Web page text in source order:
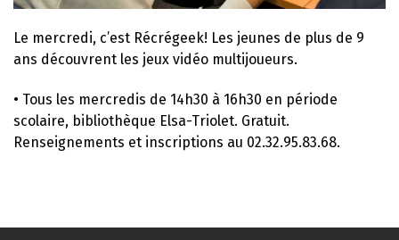
Le mercredi, c’est Récrégeek! Les jeunes de plus de 9
ans découvrent les jeux vidéo multijoueurs.
• Tous les mercredis de 14h30 à 16h30 en période
scolaire, bibliothèque Elsa-Triolet. Gratuit.
Renseignements et inscriptions au 02.32.95.83.68.